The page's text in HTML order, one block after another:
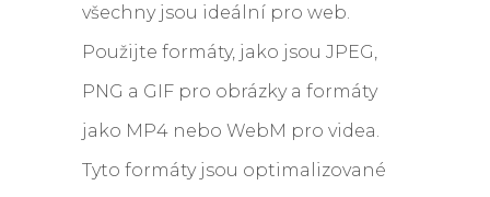
všechny jsou ideální pro web.
Použijte formáty, jako jsou JPEG,
PNG a GIF pro obrázky a formáty
jako MP4 nebo WebM pro videa.
Tyto formáty jsou optimalizované